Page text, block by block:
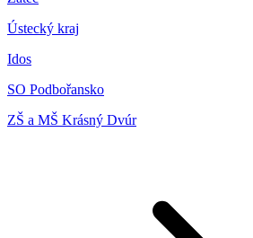
Ústecký kraj
Idos
SO Podbořansko
ZŠ a MŠ Krásný Dvúr